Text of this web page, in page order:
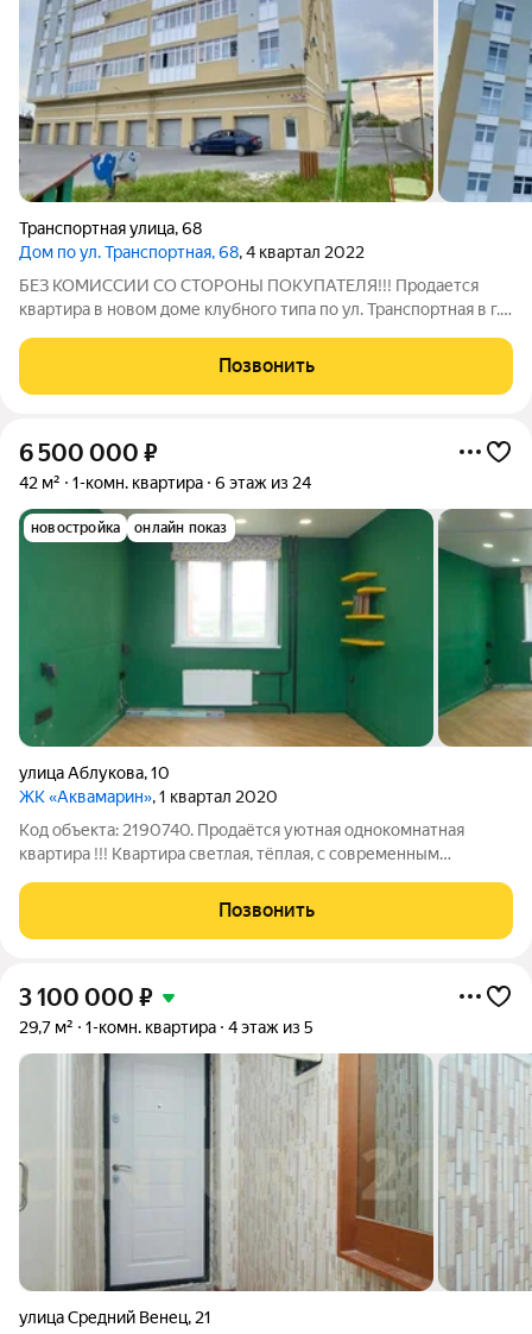
Транспортная улица,68
Дом по ул. Транспортная, 68, 4 квартал 2022
БЕЗ КОМИССИИ СО СТОРОНЫ ПОКУПАТЕЛЯ!!! Продается
квартира в новом доме клубного типа по ул. Транспортная в г.
отоплением, комната 19 кв.м., возможно объединить с кухней,
лоджия 4,7 кв.м. с выходом из
Позвонить
6 500 000 ₽
42 м² 1-комн. квартира 6 этаж из 24
новостройка онлайн показ
улица Аблукова,10
ЖК «Аквамарин», 1 квартал 2020
Код объекта: 2190740. Продаётся уютная однокомнатная
квартира !!! Квартира светлая, тёплая, с современным
установлены пластиковые окна. Санузел совмещённый,
отделан плиткой, есть новая сантехника. На
Позвонить
3 100 000 ₽
29,7 м² 1-комн. квартира 4 этаж из 5
улица Средний Венец, 21